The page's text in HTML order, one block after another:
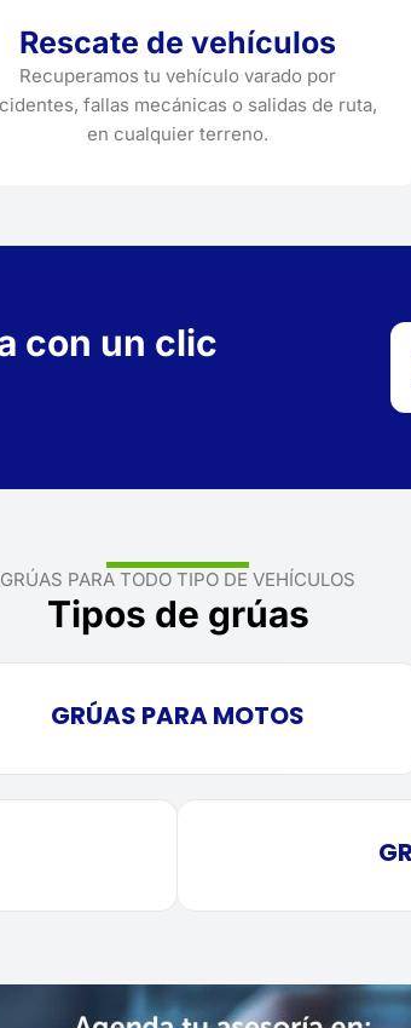
Rescate de vehículos
Recuperamos tu vehículo varado por
fallas mecánicas o salidas de ruta,
en cualquier terreno.
con un clic
GRÚAS PARA TODO TIPO DE VEHÍCULOS
Tipos de grúas
GRÚAS PARA MOTOS